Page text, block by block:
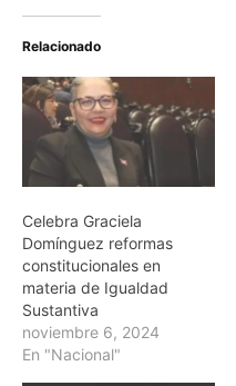
Relacionado
Celebra Graciela
Domínguez reformas
constitucionales en
materia de Igualdad
Sustantiva
noviembre 6, 2024
En "Nacional"